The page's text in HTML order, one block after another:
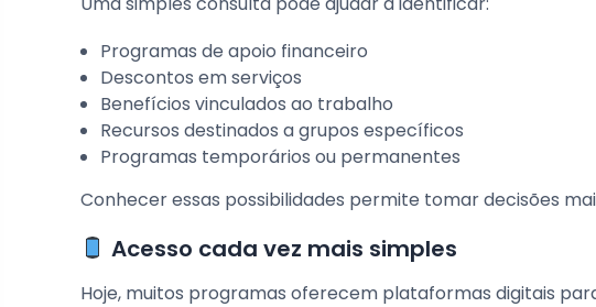
Programas de apoio financeiro
Descontos em serviços
Benefícios vinculados ao trabalho
Recursos destinados a grupos específicos
Programas temporários ou permanentes
Conhecer essas possibilidades permite tomar decisões
Acesso cada vez mais simples
Hoje, muitos programas oferecem plataformas digitais